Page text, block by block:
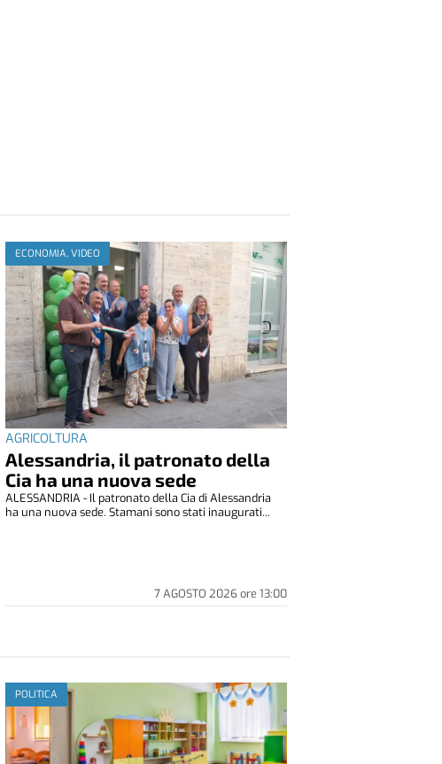
ECONOMIA, VIDEO
AGRICOLTURA
Alessandria, il patronato della
Cia ha una nuova sede
7 AGOSTO 2026ore 13:00
ALESSANDRIA - Il patronato della Cia di Alessandria
ha una nuova sede. Stamani sono stati inaugurati...
POLITICA